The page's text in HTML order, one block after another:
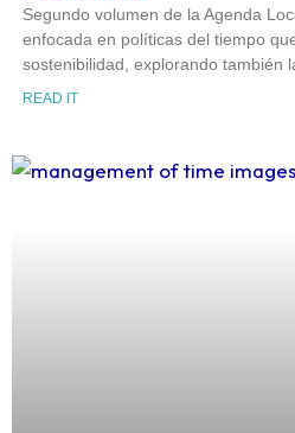
Segundo volumen de la Agenda
enfocada en políticas del tiempo
sostenibilidad, explorando también
READ IT